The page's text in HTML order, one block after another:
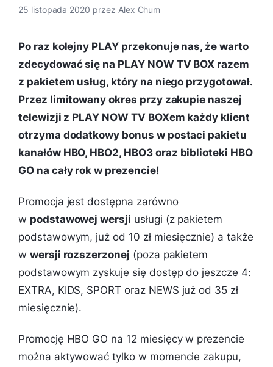
25 listopada 2020 przez Alex Chum
Po raz kolejny PLAY przekonuje nas, że warto
zdecydować się na PLAY NOW TV BOX razem
z pakietem usług, który na niego przygotował.
Przez limitowany okres przy zakupie naszej
telewizji z PLAY NOW TV BOXem każdy klient
otrzyma dodatkowy bonus w postaci pakietu
kanałów HBO, HBO2, HBO3 oraz biblioteki HBO
GO na cały rok w prezencie!
Promocja jest dostępna zarówno
w podstawowej wersji usługi (z pakietem
podstawowym, już od 10 zł miesięcznie) a także
w wersji rozszerzonej (poza pakietem
podstawowym zyskuje się dostęp do jeszcze 4:
EXTRA, KIDS, SPORT oraz NEWS już od 35 zł
miesięcznie).
Promocję HBO GO na 12 miesięcy w prezencie
można aktywować tylko w momencie zakupu,